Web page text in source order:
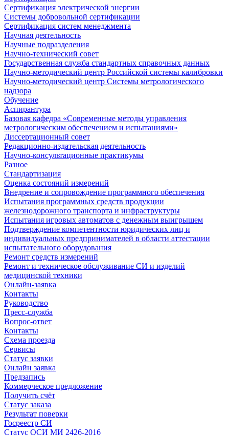
Сертификация электрической энергии
Системы добровольной сертификации
Сертификация систем менеджмента
Научная деятельность
Научные подразделения
Научно-технический совет
Государственная служба стандартных справочных данных
Научно-методический центр Российской системы калибровки
Научно-методический центр Системы метрологического
надзора
Обучение
Аспирантура
Базовая кафедра «Современные методы управления
метрологическим обеспечением и испытаниями»
Диссертационный совет
Редакционно-издательская деятельность
Научно-консультационные практикумы
Разное
Стандартизация
Оценка состояний измерений
Внедрение и сопровождение программного обеспечения
Испытания программных средств продукции
железнодорожного транспорта и инфраструктуры
Испытания игровых автоматов с денежным выигрышем
Подтверждение компетентности юридических лиц и
индивидуальных предпринимателей в области аттестации
испытательного оборудования
Ремонт средств измерений
Ремонт и техническое обслуживание СИ и изделий
медицинской техники
Онлайн-заявка
Контакты
Руководство
Пресс-служба
Вопрос-ответ
Контакты
Схема проезда
Сервисы
Статус заявки
Онлайн заявка
Предзапись
Коммерческое предложение
Получить счёт
Статус заказа
Результат поверки
Госреестр СИ
Статус ОСИ МИ 2426-2016